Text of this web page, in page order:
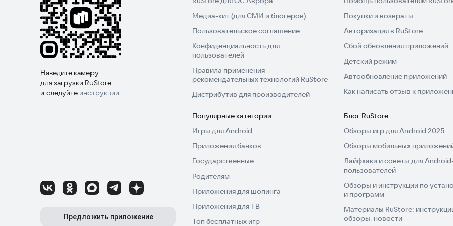
Наведите камеру
для загрузки RuStore
и следуйте инструкции
Предложить приложение
Медиа-кит (для СМИ и блогеров)
Пользовательское соглашение
Конфиденциальность для
пользователей
Правила применения
рекомендательных технологий RuStore
Дистрибутив для производителей
Покупки и возвраты
Авторизация в RuStore
Сбой обновления приложений
Детский режим
Автообновление приложений
Как написать отзыв к
Популярные категории
Игры для Android
Приложения банков
Государственные
Родителям
Приложения для шопинга
Приложения для ТВ
Топ бесплатных игр
Блог RuStore
Обзоры игр для Android 2025
Обзоры мобильных
Лайфхаки и советы для
пользователей
Обзоры и инструкции по
и программ
Материалы RuStore:
обзоры, новости